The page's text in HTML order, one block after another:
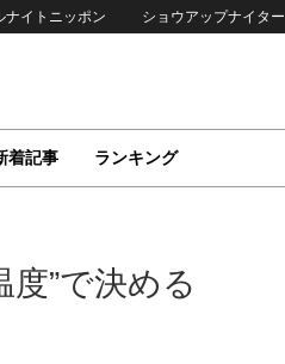
ナイトニッポン ショウアップナイター
着記事 ランキング
”で決める